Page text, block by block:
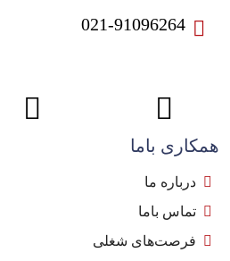
021-91096264
همکاری باما
درباره ما
تماس باما
فرصت‌های شغلی